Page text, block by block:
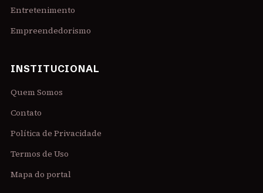
Entretenimento
Empreendedorismo
INSTITUCIONAL
Quem Somos
Contato
Política de Privacidade
Termos de Uso
Mapa do portal